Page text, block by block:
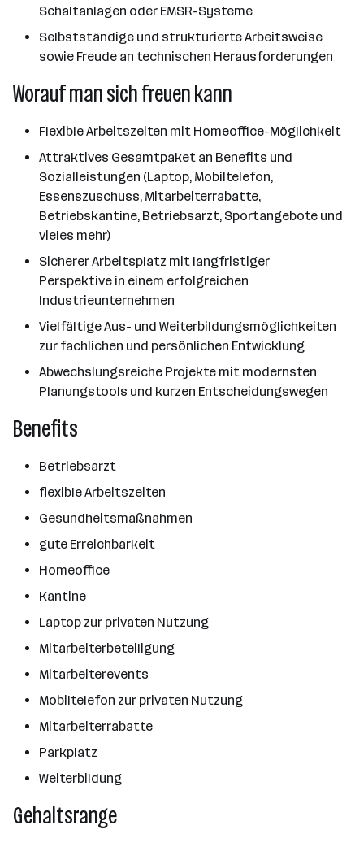
Schaltanlagen oder EMSR-Systeme
Selbstständige und strukturierte Arbeitsweise
sowie Freude an technischen Herausforderungen
Worauf man sich freuen kann
Flexible Arbeitszeiten mit Homeoffice-Möglichkeit
Attraktives Gesamtpaket an Benefits und
Sozialleistungen (Laptop, Mobiltelefon,
Essenszuschuss, Mitarbeiterrabatte,
Betriebskantine, Betriebsarzt, Sportangebote und
vieles mehr)
Sicherer Arbeitsplatz mit langfristiger
Perspektive in einem erfolgreichen
Industrieunternehmen
Vielfältige Aus- und Weiterbildungsmöglichkeiten
zur fachlichen und persönlichen Entwicklung
Abwechslungsreiche Projekte mit modernsten
Planungstools und kurzen Entscheidungswegen
Benefits
Betriebsarzt
flexible Arbeitszeiten
Gesundheitsmaßnahmen
gute Erreichbarkeit
Homeoffice
Kantine
Laptop zur privaten Nutzung
Mitarbeiterbeteiligung
Mitarbeiterevents
Mobiltelefon zur privaten Nutzung
Mitarbeiterrabatte
Parkplatz
Weiterbildung
Gehaltsrange